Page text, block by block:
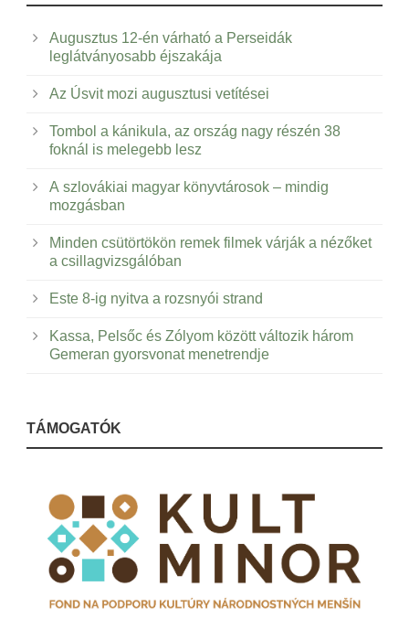
Augusztus 12-én várható a Perseidák
leglátványosabb éjszakája
Az Úsvit mozi augusztusi vetítései
Tombol a kánikula, az ország nagy részén 38
foknál is melegebb lesz
A szlovákiai magyar könyvtárosok – mindig
mozgásban
Minden csütörtökön remek filmek várják a nézőket
a csillagvizsgálóban
Este 8-ig nyitva a rozsnyói strand
Kassa, Pelsőc és Zólyom között változik három
Gemeran gyorsvonat menetrendje
TÁMOGATÓK